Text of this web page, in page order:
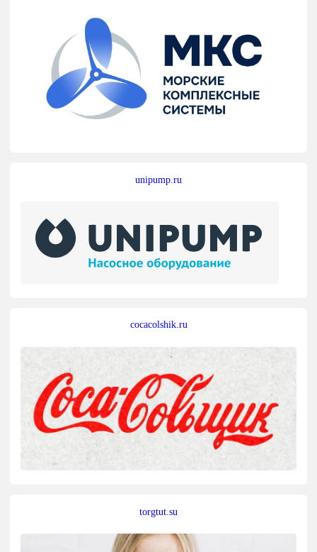
unipump.ru
cocacolshik.ru
torgtut.su